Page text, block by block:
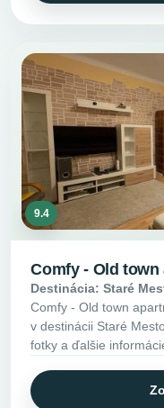
9.4
Comfy - Old
Destinácia: Staré
Comfy - Old town
v destinácii Staré
fotky a ďalšie